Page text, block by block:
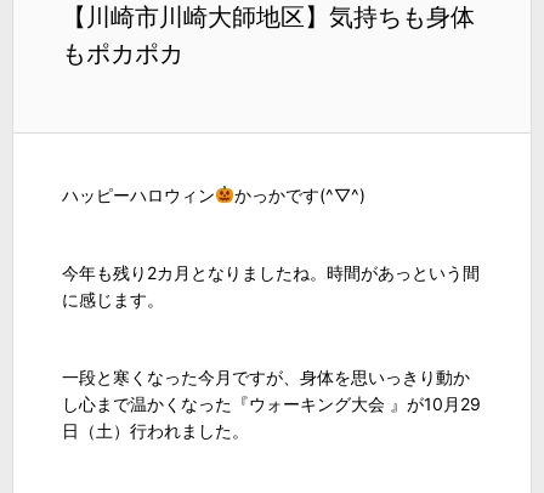
【川崎市川崎大師地区】気持ちも身体
もポカポカ
ハッピーハロウィン かっかです(^▽^)
今年も残り2カ月となりましたね。時間があっという間
に感じます。
一段と寒くなった今月ですが、身体を思いっきり動か
し心まで温かくなった『ウォーキング大会 』が10月29
日（土）行われました。